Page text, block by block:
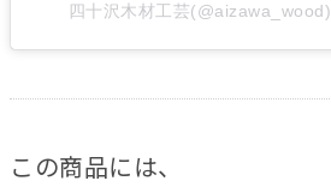
四十沢木材工芸
この商品には、